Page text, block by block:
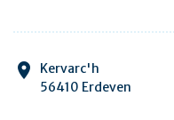
Kervarc'h
56410 Erdeven